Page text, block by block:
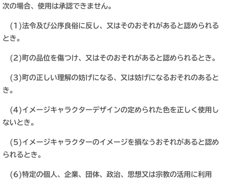
次の場合、使用は承認できません。
(1)法令及び公序良俗に反し、又はそのおそれがあると認められる
とき。
(2)町の品位を傷つけ、又はそのおそれがあると認められるとき。
(3)町の正しい理解の妨げになる、又は妨げになるおそれのあると
き。
(4)イメージキャラクターデザインの定められた色を正しく使用し
ないとき。
(5)イメージキャラクターのイメージを損なうおそれがあると認め
られるとき。
(6)特定の個人、企業、団体、政治、思想又は宗教の活用に利用